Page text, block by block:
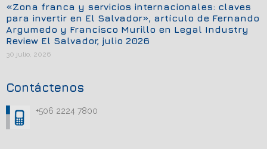
«Zona franca y servicios internacionales: claves
para invertir en El Salvador», artículo de Fernando
Argumedo y Francisco Murillo en Legal Industry
Review El Salvador, julio 2026
30 julio, 2026
Contáctenos
+506 2224 7800